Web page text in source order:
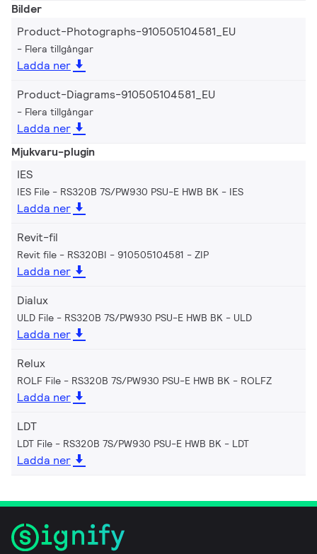
Bilder
Product-Photographs-910505104581_EU
Flera tillgångar
Ladda ner
Product-Diagrams-910505104581_EU
Flera tillgångar
Ladda ner
Mjukvaru-plugin
IES
IES File - RS320B 7S/PW930 PSU-E HWB BK IES
Ladda ner
Revit-fil
Revit file - RS320BI - 910505104581 ZIP
Ladda ner
Dialux
ULD File - RS320B 7S/PW930 PSU-E HWB BK ULD
Ladda ner
Relux
ROLF File - RS320B 7S/PW930 PSU-E HWB BK ROLFZ
Ladda ner
LDT
LDT File - RS320B 7S/PW930 PSU-E HWB BK LDT
Ladda ner